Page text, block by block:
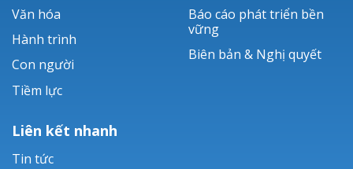
Văn hóa
Hành trình
Con người
Tiềm lực
Báo cáo phát triển bền
vững
Biên bản & Nghị quyết
Liên kết nhanh
Tin tức